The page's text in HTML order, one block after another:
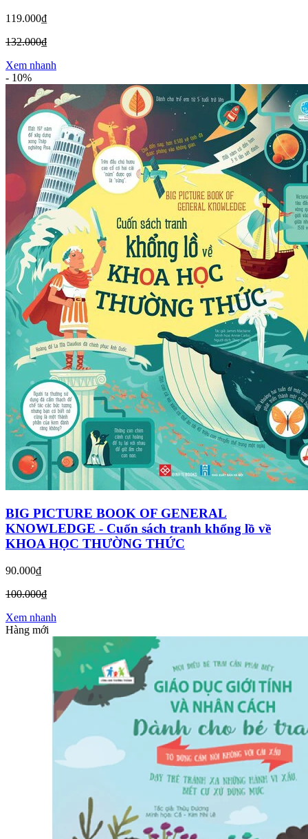
119.000₫
132.000₫
Xem nhanh
- 10%
BIG PICTURE BOOK OF GENERAL
KNOWLEDGE - Cuốn sách tranh khổng lồ về
KHOA HỌC THƯỜNG THỨC
90.000₫
100.000₫
Xem nhanh
Hàng mới